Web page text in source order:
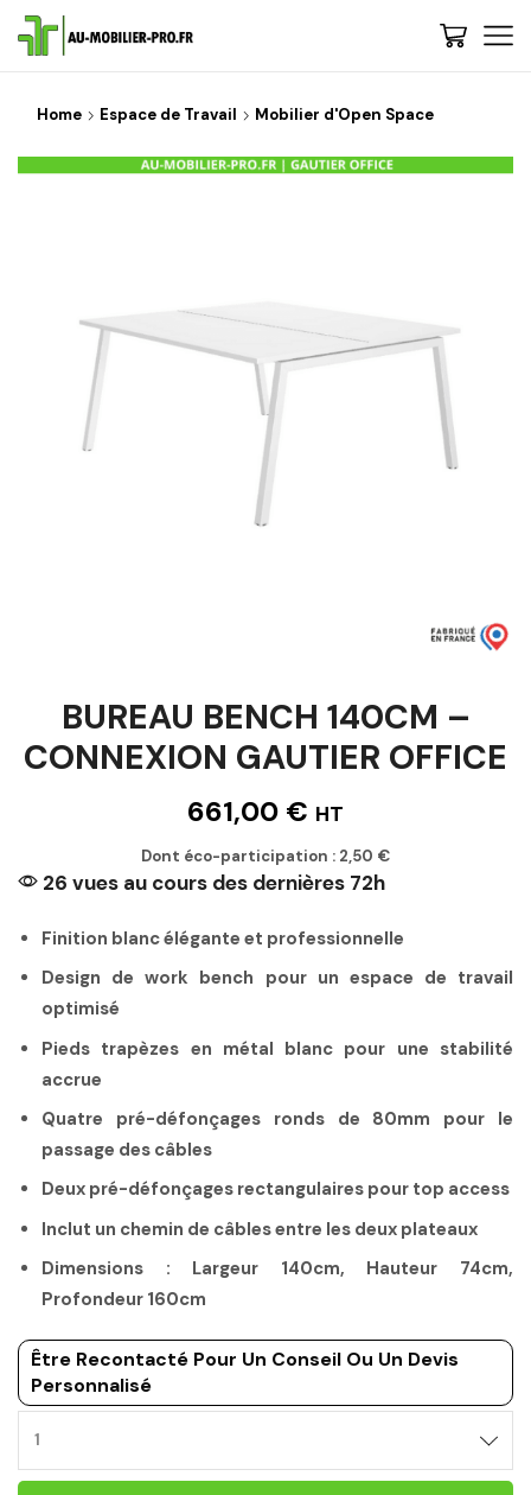
Home Espace de Travail Mobilier d'Open Space
BUREAU BENCH 140CM –
CONNEXION GAUTIER OFFICE
661,00 € HT
Dont éco-participation : 2,50 €
26 vues au cours des dernières 72h
Finition blanc élégante et professionnelle
Design de work bench pour un espace de travail
optimisé
Pieds trapèzes en métal blanc pour une stabilité
accrue
Quatre pré-défonçages ronds de 80mm pour le
passage des câbles
Deux pré-défonçages rectangulaires pour top access
Inclut un chemin de câbles entre les deux plateaux
Dimensions : Largeur 140cm, Hauteur 74cm,
Profondeur 160cm
Être Recontacté Pour Un Conseil Ou Un Devis
Personnalisé
BENCH